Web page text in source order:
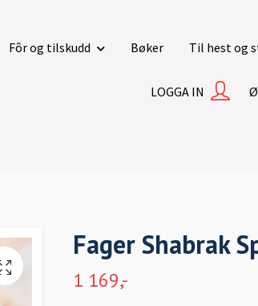
Fôr og tilskudd Bøker Til hest og
LOGGA IN
Fager Shabrak
1 169,-